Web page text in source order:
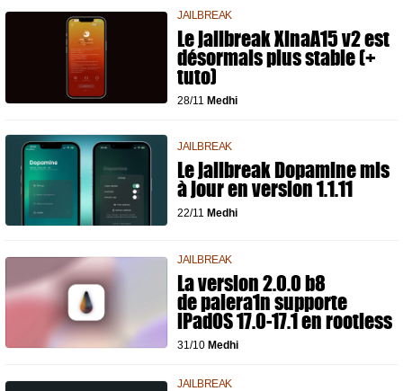
JAILBREAK
Le jailbreak XinaA15 v2 est
désormais plus stable (+
tuto)
28/11 Medhi
JAILBREAK
Le jailbreak Dopamine mis
à jour en version 1.1.11
22/11 Medhi
JAILBREAK
La version 2.0.0 b8
de palera1n supporte
iPadOS 17.0-17.1 en rootless
31/10 Medhi
JAILBREAK